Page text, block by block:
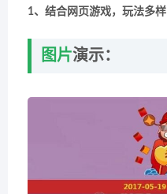
1、结合网页游戏，玩法多样
图片演示：